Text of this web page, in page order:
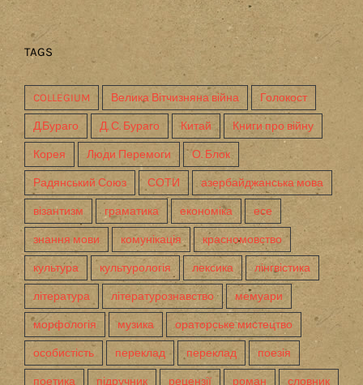
TAGS
COLLEGIUM Велика Вітчизняна війна Голокост
Д.Бураго Д. С. Бураго Китай Книги про війну
Корея Люди Перемоги О. Блок
Радянський Союз СОТИ азербайджанська мова
візантизм граматика економіка есе
знання мови комунікація красномовство
культура культурологія лексика лінгвістика
література літературознавство мемуари
морфологія музика ораторське мистецтво
особистість переклад переклад поезія
поетика підручник рецензії роман словник